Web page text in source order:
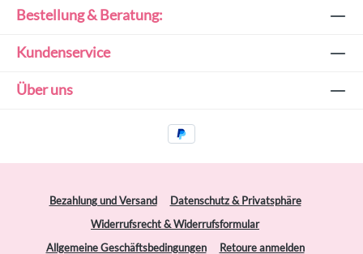
Bestellung & Beratung:
Kundenservice
Über uns
Bezahlung und Versand
Datenschutz & Privatsphäre
Widerrufsrecht & Widerrufsformular
Allgemeine Geschäftsbedingungen
Retoure anmelden